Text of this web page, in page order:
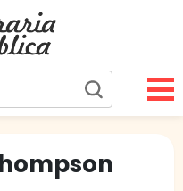
Virtual Gratuita